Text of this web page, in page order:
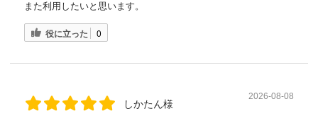
また利用したいと思います。
役に立った 0
しかたん様
2026-08-08